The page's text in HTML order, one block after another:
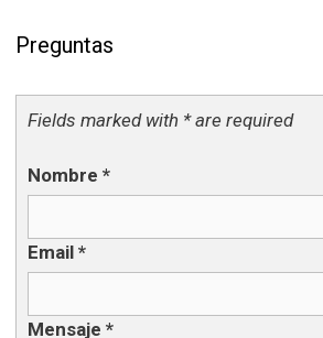
Preguntas
Fields marked with * are required
Nombre *
Email *
Mensaje *